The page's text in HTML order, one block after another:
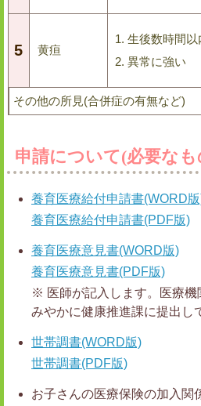
5 黄疸
生後数時間以
異常に強い
その他の所見(合併症の有無など)
申請について(必要なも
養育医療給付申請書(WORD
養育医療給付申請書(PDF版)
養育医療意見書(WORD版)
養育医療意見書(PDF版)
※ 医師が記入します。医療機
みやかに健康推進課に提出し
世帯調書(WORD版)
世帯調書(PDF版)
お子さんの医療保険の加入関